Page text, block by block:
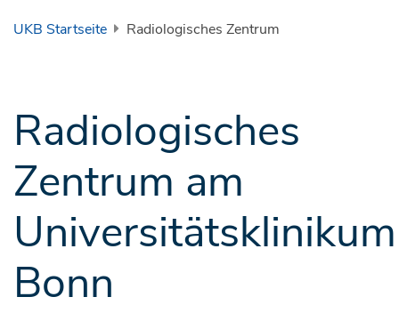
UKB Startseite Radiologisches Zentrum
Radiologisches
Zentrum am
Universitätsklinikum
Bonn